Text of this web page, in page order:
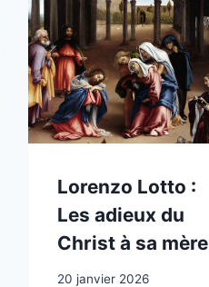
Lorenzo Lotto :
Les adieux du
Christ à sa mère
20 janvier 2026